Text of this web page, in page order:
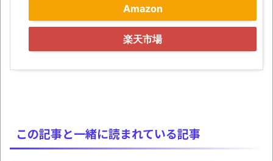
「アメリカのヤンキーがアジア人にケンカ
を売った結果ｗｗｗ」 ほか
【読書感想】山野辺太郎『いつか深い穴に
落ちるまで』
マケイン9巻＆アニメ公式ガイド感想
独学で挑んだ2026年二級建築士学科試験結
Amazon
楽天市場
この記事と一緒に読まれている記事